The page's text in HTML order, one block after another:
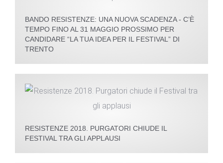
BANDO RESISTENZE: UNA NUOVA SCADENZA - C’È
TEMPO FINO AL 31 MAGGIO PROSSIMO PER
CANDIDARE “LA TUA IDEA PER IL FESTIVAL” DI
TRENTO
RESISTENZE 2018. PURGATORI CHIUDE IL
FESTIVAL TRA GLI APPLAUSI